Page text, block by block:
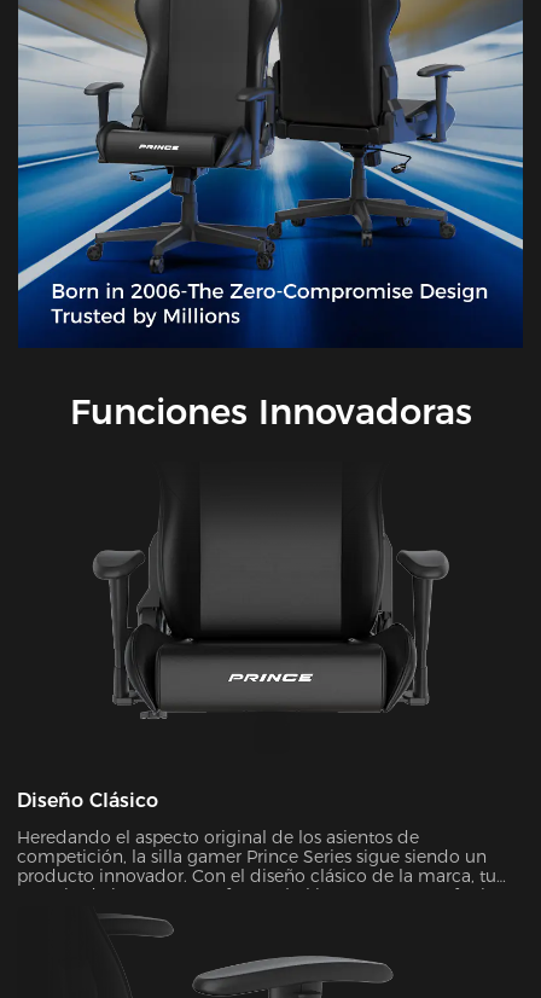
Funciones Innovadoras
Diseño Clásico
Heredando el aspecto original de los asientos de
competición, la silla gamer Prince Series sigue siendo un
producto innovador. Con el diseño clásico de la marca, tu
espacio de juego se transformará al instante en un refugio
elegante y futurista. Es el tipo de mejora visual que puede
llevar tu experiencia de juego a un nivel completamente